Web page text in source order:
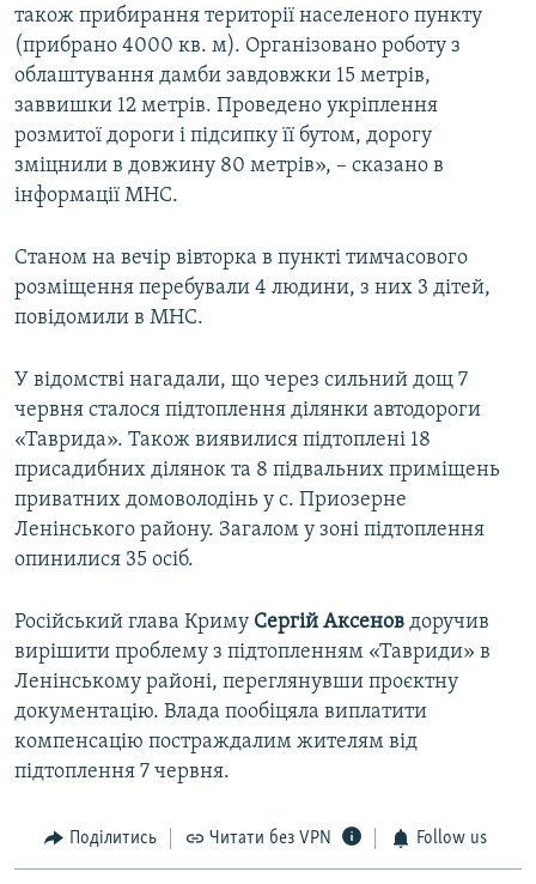
також прибирання території населеного пункту
(прибрано 4000 кв. м). Організовано роботу з
облаштування дамби завдовжки 15 метрів,
заввишки 12 метрів. Проведено укріплення
розмитої дороги і підсипку її бутом, дорогу
зміцнили в довжину 80 метрів», – сказано в
інформації МНС.
Станом на вечір вівторка в пункті тимчасового
розміщення перебували 4 людини, з них 3 дітей,
повідомили в МНС.
У відомстві нагадали, що через сильний дощ 7
червня сталося підтоплення ділянки автодороги
«Таврида». Також виявилися підтоплені 18
присадибних ділянок та 8 підвальних приміщень
приватних домоволодінь у с. Приозерне
Ленінського району. Загалом у зоні підтоплення
опинилися 35 осіб.
Російський глава Криму Сергій Аксенов доручив
вирішити проблему з підтопленням «Тавриди» в
Ленінському районі, переглянувши проєктну
документацію. Влада пообіцяла виплатити
компенсацію постраждалим жителям від
підтоплення 7 червня.
Поділитись Читати без VPN Follow us